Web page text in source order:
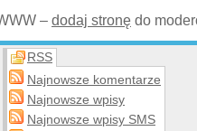
– dodaj stronę do
RSS
Najnowsze komentarze
Najnowsze wpisy
Najnowsze wpisy SMS